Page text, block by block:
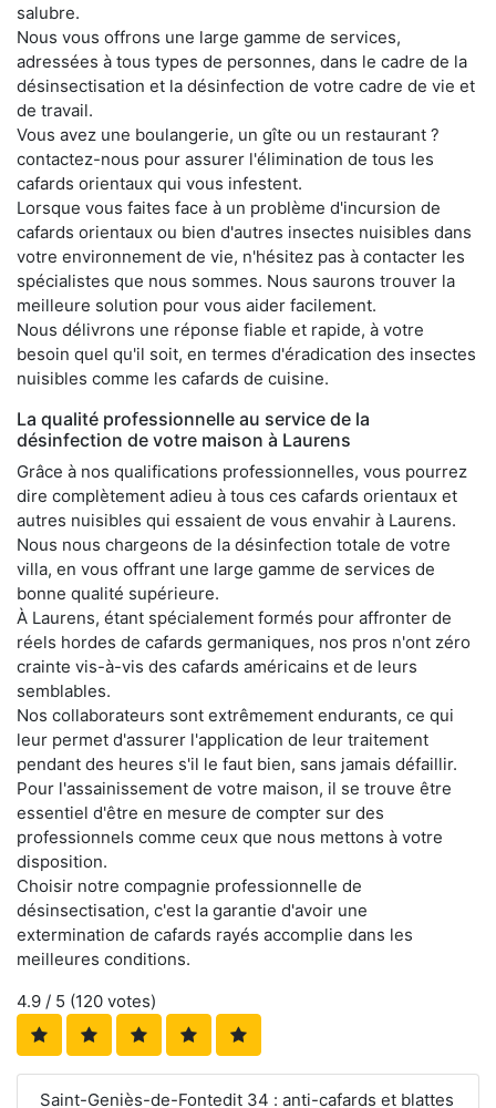
salubre.
Nous vous offrons une large gamme de services,
adressées à tous types de personnes, dans le cadre de la
désinsectisation et la désinfection de votre cadre de vie et
de travail.
Vous avez une boulangerie, un gîte ou un restaurant ?
contactez-nous pour assurer l'élimination de tous les
cafards orientaux qui vous infestent.
Lorsque vous faites face à un problème d'incursion de
cafards orientaux ou bien d'autres insectes nuisibles dans
votre environnement de vie, n'hésitez pas à contacter les
spécialistes que nous sommes. Nous saurons trouver la
meilleure solution pour vous aider facilement.
Nous délivrons une réponse fiable et rapide, à votre
besoin quel qu'il soit, en termes d'éradication des insectes
nuisibles comme les cafards de cuisine.
La qualité professionnelle au service de la
désinfection de votre maison à Laurens
Grâce à nos qualifications professionnelles, vous pourrez
dire complètement adieu à tous ces cafards orientaux et
autres nuisibles qui essaient de vous envahir à Laurens.
Nous nous chargeons de la désinfection totale de votre
villa, en vous offrant une large gamme de services de
bonne qualité supérieure.
À Laurens, étant spécialement formés pour affronter de
réels hordes de cafards germaniques, nos pros n'ont zéro
crainte vis-à-vis des cafards américains et de leurs
semblables.
Nos collaborateurs sont extrêmement endurants, ce qui
leur permet d'assurer l'application de leur traitement
pendant des heures s'il le faut bien, sans jamais défaillir.
Pour l'assainissement de votre maison, il se trouve être
essentiel d'être en mesure de compter sur des
professionnels comme ceux que nous mettons à votre
disposition.
Choisir notre compagnie professionnelle de
désinsectisation, c'est la garantie d'avoir une
extermination de cafards rayés accomplie dans les
meilleures conditions.
4.9 / 5 (120 votes)
Saint-Geniès-de-Fontedit 34 : anti-cafards et blattes